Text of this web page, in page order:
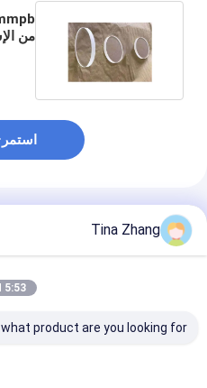
من
استمر
المنتجات الموصى بها
Tina Zhang
5:53 PM
what product are you looking for?